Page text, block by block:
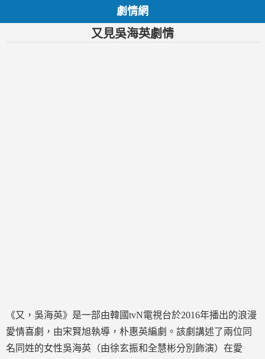
劇情網
又見吳海英劇情
《又，吳海英》是一部由韓國tvN電視台於2016年播出的浪漫
愛情喜劇，由宋賢旭執導，朴惠英編劇。該劇講述了兩位同
名同姓的女性吳海英（由徐玄振和全慧彬分別飾演）在愛